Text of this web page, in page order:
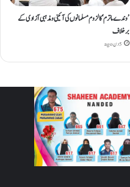
’وندے ماترم‘ کا لزوم مسلمانوں کی آئینی ومذہبی آزادی کے
برخلاف
5 دن ago